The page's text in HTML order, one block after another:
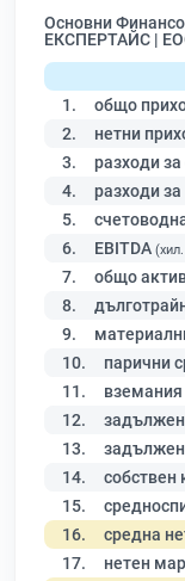
Основни
ЕКСПЕРТАЙС |
1. общо
2. нетни
3. разходи
4. разходи
5.
6. EBITDA
7. общо
8.
9.
10. парични
11.
12.
13.
14. собствен
15.
16. средна
17. нетен